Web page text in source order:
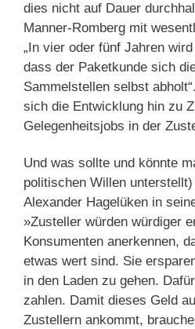
dies nicht auf Dauer
Manner-Romberg mit
„In vier oder fünf Jahren
dass der Paketkunde sich
Sammelstellen selbst
sich die Entwicklung hin zu
Gelegenheitsjobs in der
Und was sollte und könnte
politischen Willen
Alexander Hagelüken in
»Zusteller würden würdiger
Konsumenten anerkennen,
etwas wert sind. Sie
in den Laden zu gehen.
zahlen. Damit dieses Geld
Zustellern ankommt,